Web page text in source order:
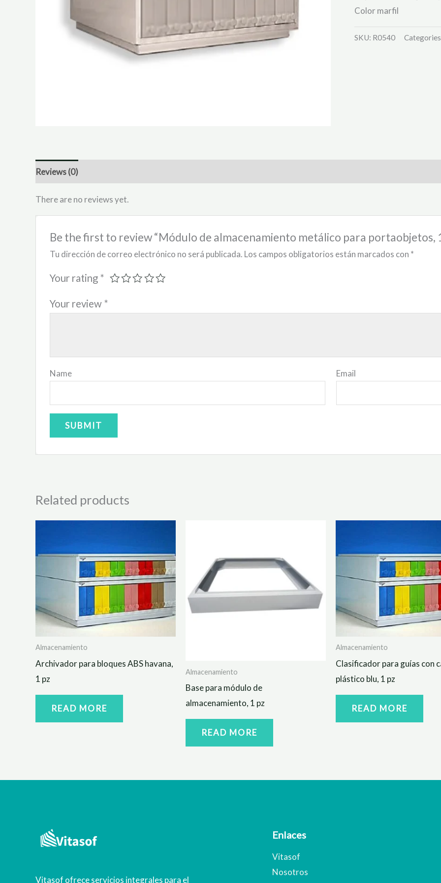
Color marfil
SKU: R0540
Reviews (0)
There are no reviews yet.
Be the first to review “Módulo de almacenamiento metálico para portaobjetos,
Tu dirección de correo electrónico no será publicada. Los campos obligatorios están marcados con *
Your rating *
Your review *
Name Email
Related products
Almacenamiento
Archivador para bloques ABS havana,
1 pz
READ MORE
Almacenamiento
Base para módulo de
almacenamiento, 1 pz
READ MORE
Almacenamiento
Clasificador para guías con
plástico blu, 1 pz
READ MORE
Vitasof ofrece servicios integrales para el
Enlaces
Vitasof
Nosotros